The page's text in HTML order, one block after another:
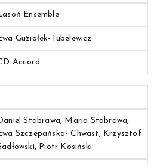
Ensemble
Guziołek-Tubelewicz
Accord
Stabrawa, Maria Stabrawa,
Szczepańska- Chwast, Krzysztof
Piotr Kosiński